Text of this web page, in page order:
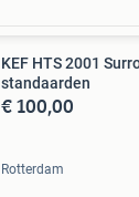
KEF HTS 2001
standaarden
€ 100,00
Rotterdam